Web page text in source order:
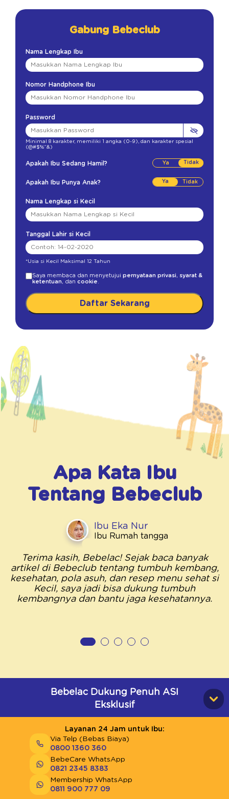
Gabung Bebeclub
Nama Lengkap Ibu
Nomor Handphone Ibu
Password
Minimal 8 karakter, memiliki 1 angka (0-9) , dan karakter spesial
(@#$%^&)
Apakah Ibu Sedang Hamil? Tidak
Apakah Ibu Punya Anak? Ya
Nama Lengkap si Kecil
Tanggal Lahir si Kecil
*Usia si Kecil Maksimal 12 Tahun
Saya membaca dan menyetujui pernyataan privasi, syarat &
ketentuan, dan cookie
Daftar Sekarang
Apa Kata Ibu
Tentang Bebeclub
Ibu Eka Nur
Ibu Rumah tangga
Terima kasih, Bebelac! Sejak baca banyak
artikel di Bebeclub tentang tumbuh kembang,
kesehatan, pola asuh, dan resep menu sehat si
Kecil, saya jadi bisa dukung tumbuh
kembangnya dan bantu jaga kesehatannya.
Bebelac Dukung Penuh ASI
Eksklusif
Layanan 24 Jam untuk Ibu:
Via Telp (Bebas Biaya)
0800 1360 360
BebeCare WhatsApp
0821 2345 8383
Membership WhatsApp
0811 900 777 09